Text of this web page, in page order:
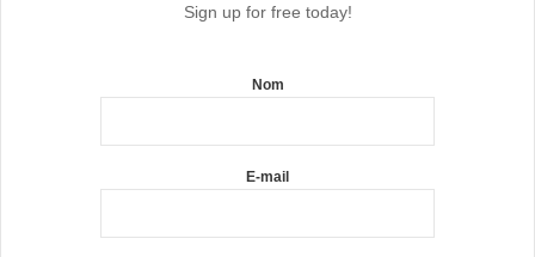
Sign up for free today!
Nom
E-mail